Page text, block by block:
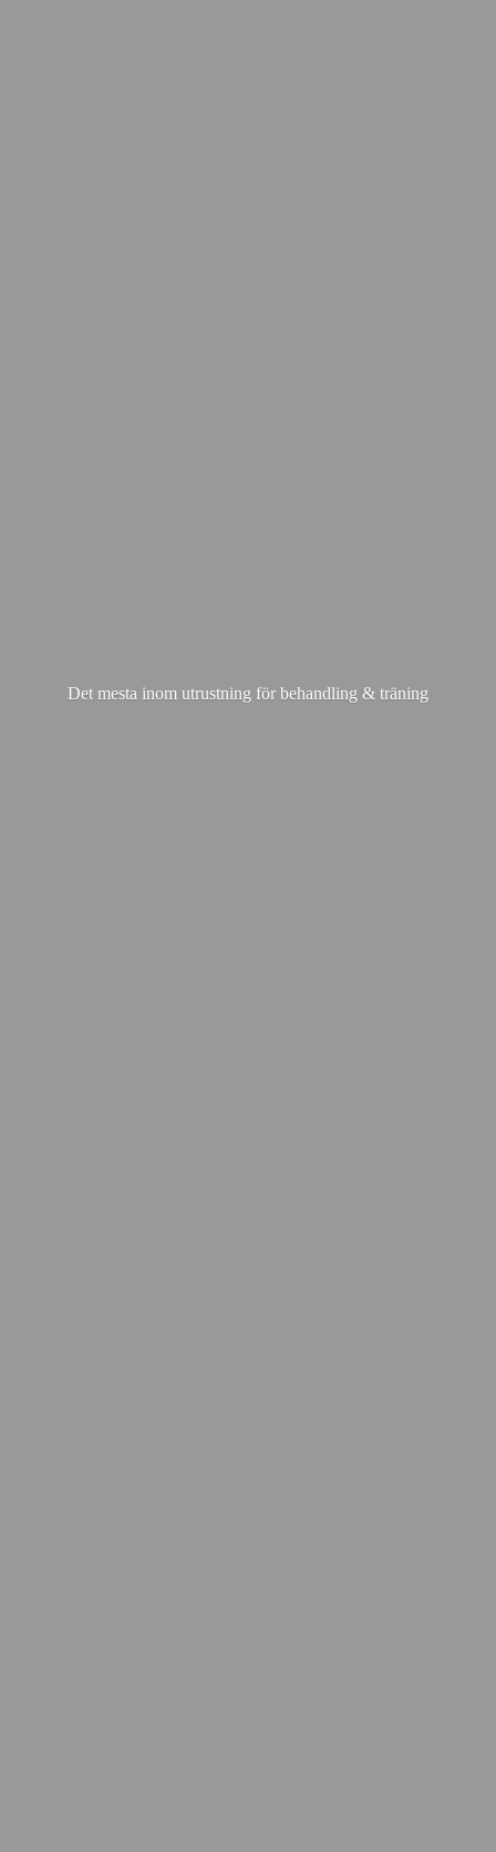
Det mesta inom utrustning för behandling & träning